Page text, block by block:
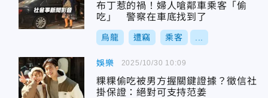
布丁惹的禍！婦人嗆鄰車乘客「偷
吃」 警察在車底找到了
烏龍 遭竊 乘客
娛樂
粿粿偷吃被男方握關鍵證據？徵信社
掛保證：絕對可支持范姜
2025/10/30 10:09